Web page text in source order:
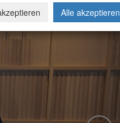
Alle akzeptieren